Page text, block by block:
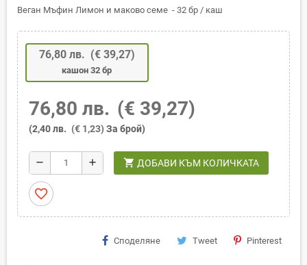
Веган Мъфин Лимон и маково семе - 32 бр / каш
76,80 лв. (€ 39,27)
кашон 32 бр
76,80 лв. (€ 39,27)
(2,40 лв. (€ 1,23) За брой)
remove add shopping_cart ДОБАВИ КЪМ КОЛИЧКАТА
favorite_border
Споделяне Tweet Pinterest